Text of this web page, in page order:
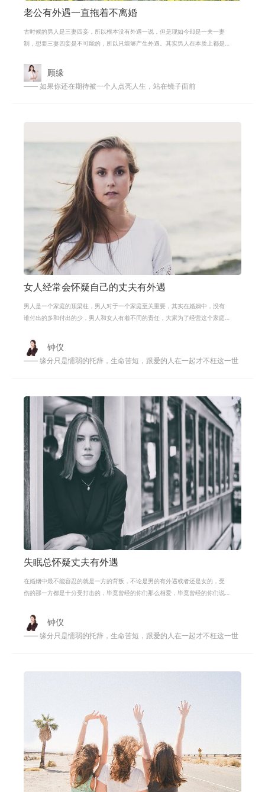
老公有外遇一直拖着不离婚
古时候的男人是三妻四妾，所以根本没有外遇一说，但是现如今却是一夫一妻
制，想要三妻四妾是不可能的，所以只能够产生外遇。其实男人在本质上都是
顾缘
—— 如果你还在期待被一个人点亮人生，站在镜子面前
女人经常会怀疑自己的丈夫有外遇
男人是一个家庭的顶梁柱，男人对于一个家庭至关重要，其实在婚姻中，没有
谁付出的多和付出的少，男人和女人有着不同的责任，大家为了经营这个家庭
钟仪
—— 缘分只是懦弱的托辞，生命苦短，跟爱的人在一起才不枉这一世
失眠总怀疑丈夫有外遇
在婚姻中最不能容忍的就是一方的背叛，不论是男的有外遇或者还是女的，受
伤的那一方都是十分受打击的，毕竟曾经的你们那么相爱，毕竟曾经的你们说
钟仪
—— 缘分只是懦弱的托辞，生命苦短，跟爱的人在一起才不枉这一世